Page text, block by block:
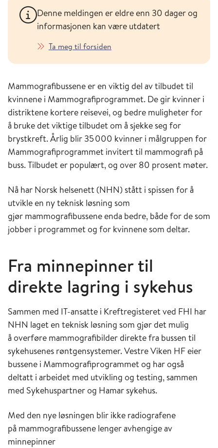
Denne meldingen er eldre enn 30 dager og
informasjonen kan være utdatert
Ta meg til forsiden
Mammografibussene er en viktig del av tilbudet til
kvinnene i Mammografiprogrammet. De gir kvinner i
distriktene kortere reisevei, og bedre muligheter for
å bruke det viktige tilbudet om å sjekke seg for
brystkreft. Årlig blir 35 000 kvinner i målgruppen for
Mammografiprogrammet invitert til mammografi på
buss. Tilbudet er populært, og over 80 prosent møter.
Nå har Norsk helsenett (NHN) stått i spissen for å
utvikle en ny teknisk løsning som
gjør mammografibussene enda bedre, både for de som
jobber i programmet og for kvinnene som deltar.
Fra minnepinner til
direkte lagring i sykehus
Sammen med IT-ansatte i Kreftregisteret ved FHI har
NHN laget en teknisk løsning som gjør det mulig
å overføre mammografibilder direkte fra bussen til
sykehusenes røntgensystemer. Vestre Viken HF eier
bussene i Mammografiprogrammet og har også
deltatt i arbeidet med utvikling og testing, sammen
med Sykehuspartner og Hamar sykehus.
Med den nye løsningen blir ikke radiografene
på mammografibussene lenger avhengige av
minnepinner